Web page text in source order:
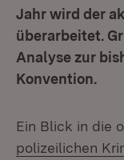
Jahr wird der
überarbeitet.
Analyse zur
Konvention.
Ein Blick in die
polizeilichen